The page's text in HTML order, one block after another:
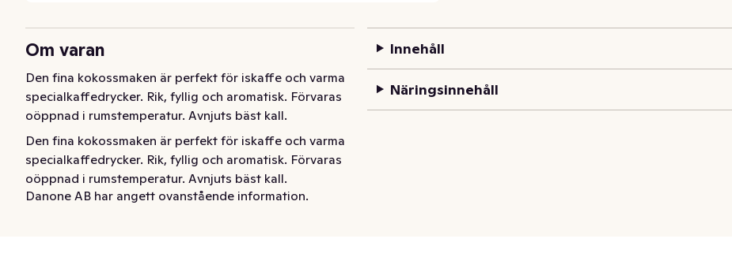
Om varan
Den fina kokossmaken är perfekt för iskaffe och varma
specialkaffedrycker. Rik, fyllig och aromatisk. Förvaras
oöppnad i rumstemperatur. Avnjuts bäst kall.
Den fina kokossmaken är perfekt för iskaffe och varma
specialkaffedrycker. Rik, fyllig och aromatisk. Förvaras
oöppnad i rumstemperatur. Avnjuts bäst kall.
Danone AB har angett ovanstående information.
Innehåll
Näringsinnehåll